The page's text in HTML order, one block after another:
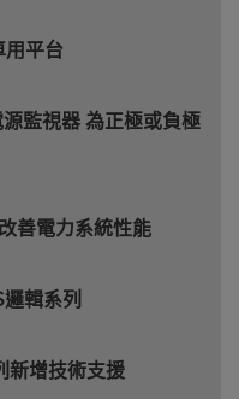
平台
監視器 為正極或負極
善電力系統性能
輯系列
新增技術支援